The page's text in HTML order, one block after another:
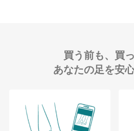
買う前も、買
あなたの足を安